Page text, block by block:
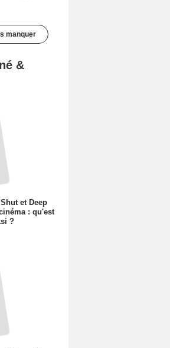
manquer
&
et Deep
: qu'est
?